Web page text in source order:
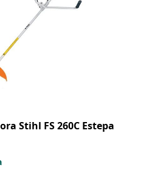
Stihl FS 260C Estepa